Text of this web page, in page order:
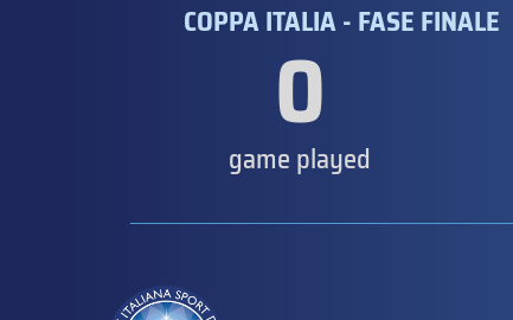
COPPA ITALIA - FASE FINALE
0
game played